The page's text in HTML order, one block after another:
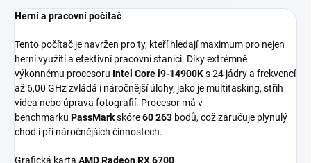
Herní a pracovní počítač
Tento počítač je navržen pro ty, kteří hledají maximum pro nejen
herní využití a efektivní pracovní stanici. Díky extrémně
výkonnému procesoru Intel Core i9-14900Ks 24 jádry a frekvencí
až 6,00 GHz zvládá i náročnější úlohy, jako je multitasking, střih
videa nebo úprava fotografií. Procesor má v
benchmarku PassMarkskóre60 263 bodů, což zaručuje plynulý
chod i při náročnějších činnostech.
Grafická karta AMD Radeon RX 6700